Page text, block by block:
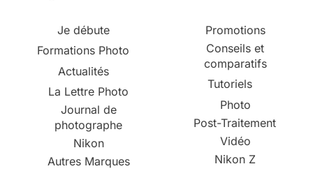
Je débute
Formations Photo
Actualités
La Lettre Photo
Journal de
photographe
Nikon
Autres Marques
Promotions
Conseils et
comparatifs
Tutoriels
Photo
Post-Traitement
Vidéo
Nikon Z